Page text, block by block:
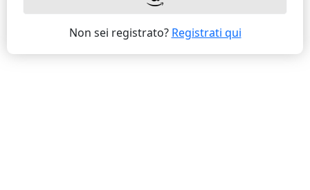
Non sei registrato? Registrati qui